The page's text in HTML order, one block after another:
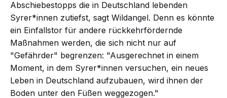
Abschiebestopps die in Deutschland lebenden
Syrer*innen zutiefst, sagt Wildangel. Denn es könnte
ein Einfallstor für andere rückkehrfördernde
Maßnahmen werden, die sich nicht nur auf
"Gefährder" begrenzen: "Ausgerechnet in einem
Moment, in dem Syrer*innen versuchen, ein neues
Leben in Deutschland aufzubauen, wird ihnen der
Boden unter den Füßen weggezogen."